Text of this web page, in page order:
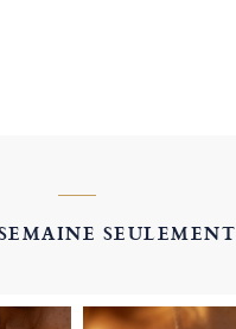
SEULEMENT